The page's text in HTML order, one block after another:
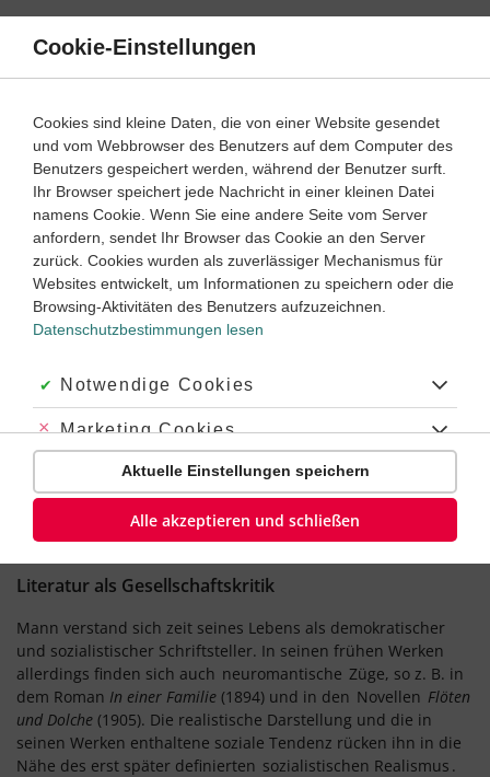
Direkt
Inhalt
Deutsch 5. Klasse ‐ Abitur
Mann, Heinrich
Geboren in Lübeck am 27.3.1871, gestorben in Santa Monica
bei Los Angeles am 12.3.1950:
Der ältere Bruder vonThomas Mann
Buchhändlerlehre in Dresden war er 1890-92 Volontär im S.
Fischer Verlag in Berlin. 1930 wurde er zum Präsidenten der
SektionDichtkunstder Preußischen Akademie der Künste
gewählt. 1933 emigrierte er nach Frankreich, wo er sich gegen
den Nationalsozialismus engagierte, bis er 1940 über Spanien
nach Kalifornien fliehen musste. Heinrich Mann wurde 1949
erster Nationalpreisträger der DDR. Kurz vor seiner geplanten
Rückkehr nach Deutschland verstarb er in seinem Exil.
Literatur als Gesellschaftskritik
Mann verstand sich zeit seines Lebens als demokratischer
und sozialistischer Schriftsteller. In seinen frühen Werken
allerdings finden sich auch neuromantische Züge, so z. B. in
dem Roman In einer Familie (1894) und in den Novellen Flöten
und Dolche (1905). Die realistische Darstellung und die in
seinen Werken enthaltene soziale Tendenz rücken ihn in die
Nähe des erst später definierten sozialistischen Realismus .
Cookie-Einstellungen
Cookies sind kleine Daten, die von einer Website gesendet
und vom Webbrowser des Benutzers auf dem Computer des
Benutzers gespeichert werden, während der Benutzer surft.
Ihr Browser speichert jede Nachricht in einer kleinen Datei
namens Cookie. Wenn Sie eine andere Seite vom Server
anfordern, sendet Ihr Browser das Cookie an den Server
zurück. Cookies wurden als zuverlässiger Mechanismus für
Websites entwickelt, um Informationen zu speichern oder die
Browsing-Aktivitäten des Benutzers aufzuzeichnen.
Datenschutzbestimmungen lesen
Akzeptiert:
Notwendige Cookies
Abgelehnt:
Marketing Cookies
Abgelehnt:
Personalisierungs-Cookies
Aktuelle Einstellungen speichern
Alle akzeptieren und schließen